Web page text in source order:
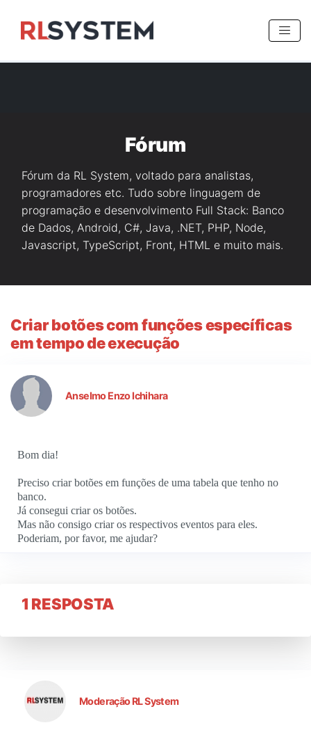
Fórum
Fórum da RL System, voltado para analistas,
programadores etc. Tudo sobre linguagem de
programação e desenvolvimento Full Stack: Banco
de Dados, Android, C#, Java, .NET, PHP, Node,
Javascript, TypeScript, Front, HTML e muito mais.
Criar botões com funções específicas
em tempo de execução
Anselmo Enzo Ichihara
Bom dia!
Preciso criar botões em funções de uma tabela que tenho no
banco.
Já consegui criar os botões.
Mas não consigo criar os respectivos eventos para eles.
Poderiam, por favor, me ajudar?
1 RESPOSTA
Moderação RL System